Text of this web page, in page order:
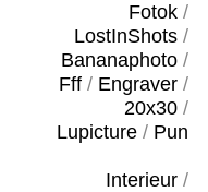
Fotok/
LostInShots/
Bananaphoto/
Fff/ Engraver/
20x30/
Lupicture/ Pun
Interieur/